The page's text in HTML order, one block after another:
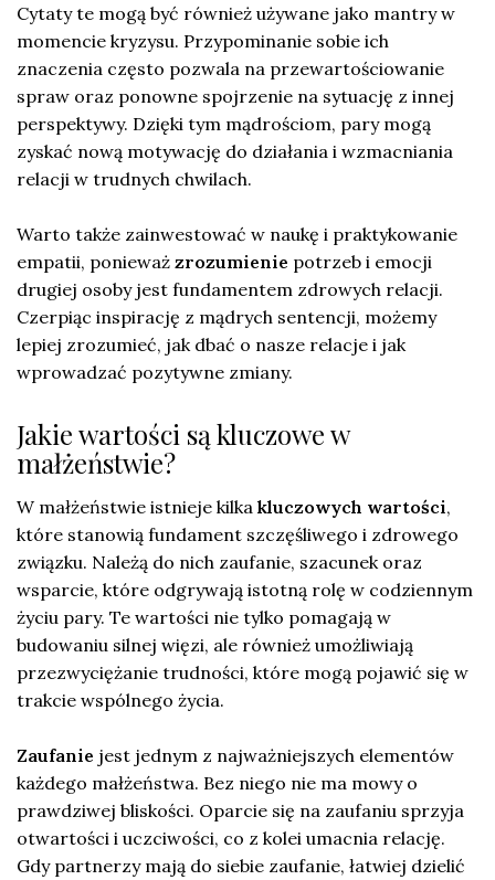
Cytaty te mogą być również używane jako mantry w
momencie kryzysu. Przypominanie sobie ich
znaczenia często pozwala na przewartościowanie
spraw oraz ponowne spojrzenie na sytuację z innej
perspektywy. Dzięki tym mądrościom, pary mogą
zyskać nową motywację do działania i wzmacniania
relacji w trudnych chwilach.
Warto także zainwestować w naukę i praktykowanie
empatii, ponieważ zrozumienie potrzeb i emocji
drugiej osoby jest fundamentem zdrowych relacji.
Czerpiąc inspirację z mądrych sentencji, możemy
lepiej zrozumieć, jak dbać o nasze relacje i jak
wprowadzać pozytywne zmiany.
Jakie wartości są kluczowe w
małżeństwie?
W małżeństwie istnieje kilka kluczowych wartości,
które stanowią fundament szczęśliwego i zdrowego
związku. Należą do nich zaufanie, szacunek oraz
wsparcie, które odgrywają istotną rolę w codziennym
życiu pary. Te wartości nie tylko pomagają w
budowaniu silnej więzi, ale również umożliwiają
przezwyciężanie trudności, które mogą pojawić się w
trakcie wspólnego życia.
Zaufanie jest jednym z najważniejszych elementów
każdego małżeństwa. Bez niego nie ma mowy o
prawdziwej bliskości. Oparcie się na zaufaniu sprzyja
otwartości i uczciwości, co z kolei umacnia relację.
Gdy partnerzy mają do siebie zaufanie, łatwiej dzielić